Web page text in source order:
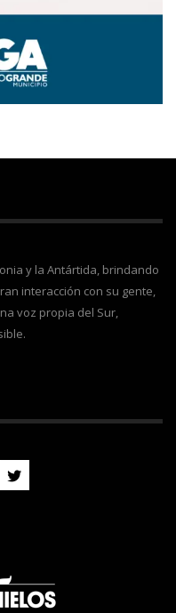
y la Antártida, brindando
interacción con su gente,
voz propia del Sur,